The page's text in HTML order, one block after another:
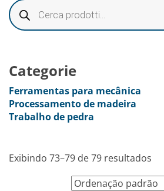
Categorie
Ferramentas para mecânica
Processamento de madeira
Trabalho de pedra
Exibindo 73–79 de 79 resultados